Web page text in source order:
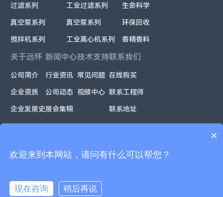
过滤系列
真空泵系列
搅拌机系列
工业过滤系列
真空泵系列
工业离心机系列
生命科学
环保回收
香精香料
关于远怀
公司简介
企业资质
企业发展史
新闻中心
行业资讯
公司动态
展会集锦
技术支持
常见问题
视频中心
联系我们
在线购买
联系工程师
联系地址
Powered Copyright ©2026.上海远怀智能科技股份有限公司
×
欢迎来到本网站，请问有什么可以帮您？
现在咨询
稍后再说